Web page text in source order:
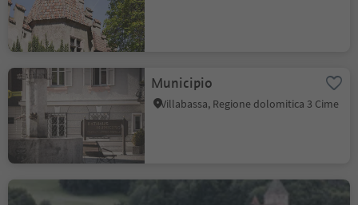
Municipio
Villabassa, Regione dolomitica 3 Cime
Trostburg a Ponte